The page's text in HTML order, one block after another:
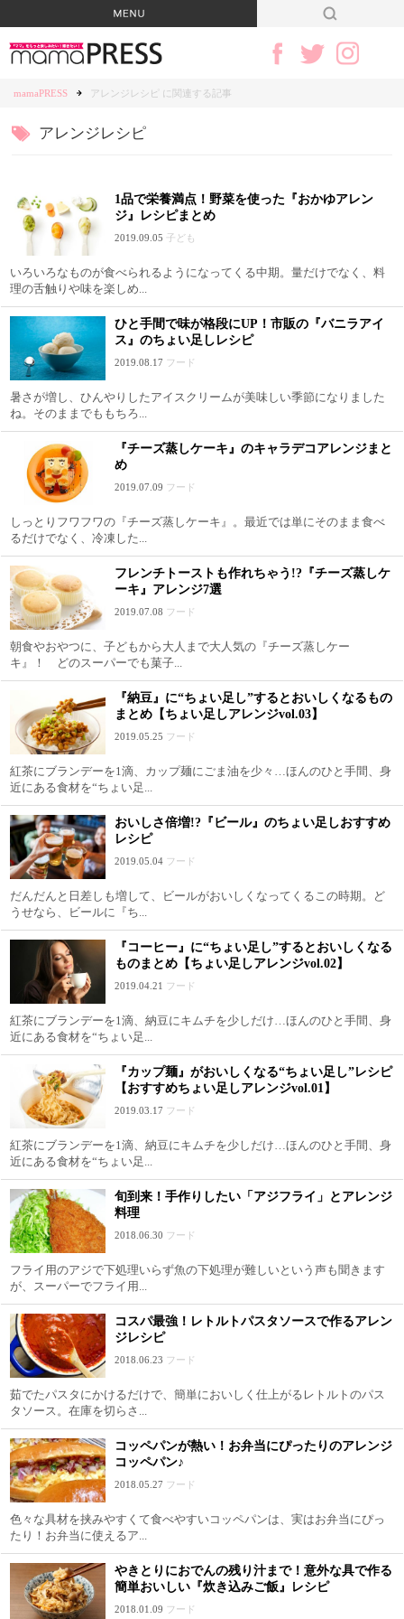
mamaPRESS アレンジレシピ に関連する記事
アレンジレシピ
1品で栄養満点！野菜を使った『おかゆアレン
ジ』レシピまとめ
2019.09.05 子ども
いろいろなものが食べられるようになってくる中期。量だけでなく、料
理の舌触りや味を楽しめ...
ひと手間で味が格段にUP！市販の『バニラアイ
ス』のちょい足しレシピ
2019.08.17 フード
暑さが増し、ひんやりしたアイスクリームが美味しい季節になりました
ね。そのままでももちろ...
『チーズ蒸しケーキ』のキャラデコアレンジまと
め
2019.07.09 フード
しっとりフワフワの『チーズ蒸しケーキ』。最近では単にそのまま食べ
るだけでなく、冷凍した...
フレンチトーストも作れちゃう!?『チーズ蒸しケ
ーキ』アレンジ7選
2019.07.08 フード
朝食やおやつに、子どもから大人まで大人気の『チーズ蒸しケー
キ』！ どのスーパーでも菓子...
『納豆』に“ちょい足し”するとおいしくなるもの
まとめ【ちょい足しアレンジvol.03】
2019.05.25 フード
紅茶にブランデーを1滴、カップ麺にごま油を少々…ほんのひと手間、身
近にある食材を“ちょい足...
おいしさ倍増!?『ビール』のちょい足しおすすめ
レシピ
2019.05.04 フード
だんだんと日差しも増して、ビールがおいしくなってくるこの時期。ど
うせなら、ビールに『ち...
『コーヒー』に“ちょい足し”するとおいしくなる
ものまとめ【ちょい足しアレンジvol.02】
2019.04.21 フード
紅茶にブランデーを1滴、納豆にキムチを少しだけ…ほんのひと手間、身
近にある食材を“ちょい足...
『カップ麺』がおいしくなる“ちょい足し”レシピ
【おすすめちょい足しアレンジvol.01】
2019.03.17 フード
紅茶にブランデーを1滴、納豆にキムチを少しだけ…ほんのひと手間、身
近にある食材を“ちょい足...
旬到来！手作りしたい「アジフライ」とアレンジ
料理
2018.06.30 フード
フライ用のアジで下処理いらず魚の下処理が難しいという声も聞きます
が、スーパーでフライ用...
コスパ最強！レトルトパスタソースで作るアレン
ジレシピ
2018.06.23 フード
茹でたパスタにかけるだけで、簡単においしく仕上がるレトルトのパス
タソース。在庫を切らさ...
コッペパンが熱い！お弁当にぴったりのアレンジ
コッペパン♪
2018.05.27 フード
色々な具材を挟みやすくて食べやすいコッペパンは、実はお弁当にぴっ
たり！お弁当に使えるア...
やきとりにおでんの残り汁まで！意外な具で作る
簡単おいしい『炊き込みご飯』レシピ
2018.01.09 フード